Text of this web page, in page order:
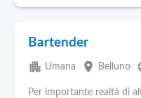
Bartender
apartment Umana place Belluno
Per importante realtà di